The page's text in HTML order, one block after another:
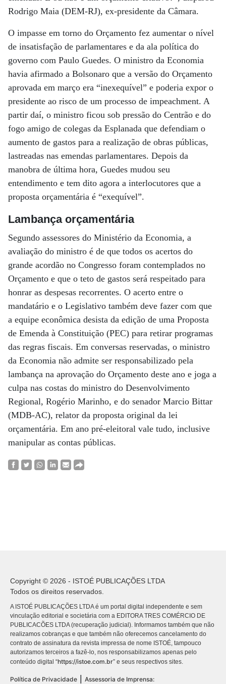
Rodrigo Maia (DEM-RJ), ex-presidente da Câmara.
O impasse em torno do Orçamento fez aumentar o nível
de insatisfação de parlamentares e da ala política do
governo com Paulo Guedes. O ministro da Economia
havia afirmado a Bolsonaro que a versão do Orçamento
aprovada em março era “inexequível” e poderia expor o
presidente ao risco de um processo de impeachment. A
partir daí, o ministro ficou sob pressão do Centrão e do
fogo amigo de colegas da Esplanada que defendiam o
aumento de gastos para a realização de obras públicas,
lastreadas nas emendas parlamentares. Depois da
manobra de última hora, Guedes mudou seu
entendimento e tem dito agora a interlocutores que a
proposta orçamentária é “exequível”.
Lambança orçamentária
Segundo assessores do Ministério da Economia, a
avaliação do ministro é de que todos os acertos do
grande acordão no Congresso foram contemplados no
Orçamento e que o teto de gastos será respeitado para
honrar as despesas recorrentes. O acerto entre o
mandatário e o Legislativo também deve fazer com que
a equipe econômica desista da edição de uma Proposta
de Emenda à Constituição (PEC) para retirar programas
das regras fiscais. Em conversas reservadas, o ministro
da Economia não admite ser responsabilizado pela
lambança na aprovação do Orçamento deste ano e joga a
culpa nas costas do ministro do Desenvolvimento
Regional, Rogério Marinho, e do senador Marcio Bittar
(MDB-AC), relator da proposta original da lei
orçamentária. Em ano pré-eleitoral vale tudo, inclusive
manipular as contas públicas.
Copyright © 2026 - ISTOÉ PUBLICAÇÕES LTDA
Todos os direitos reservados.
A ISTOÉ PUBLICAÇÕES LTDA é um portal digital independente e sem
vinculação editorial e societária com a EDITORA TRES COMÉRCIO DE
PUBLICACÕES LTDA (recuperação judicial). Informamos também que não
realizamos cobranças e que também não oferecemos cancelamento do
contrato de assinatura da revista impressa de nome ISTOÉ, tampouco
autorizamos terceiros a fazê-lo, nos responsabilizamos apenas pelo
conteúdo digital “https://istoe.com.br” e seus respectivos sites.
Política de Privacidade Assessoria de Imprensa: